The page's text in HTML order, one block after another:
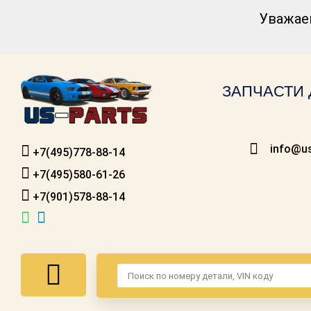
ЗАПЧАСТИ
+7(495)778-88-14
+7(495)580-61-26
+7(901)578-88-14
Доставка